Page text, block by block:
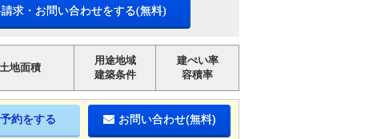
請求・お問い合わせをする(無料)
土地面積
用途地域
建築条件
建ぺい率
容積率
約をする お問い合わせ(無料)